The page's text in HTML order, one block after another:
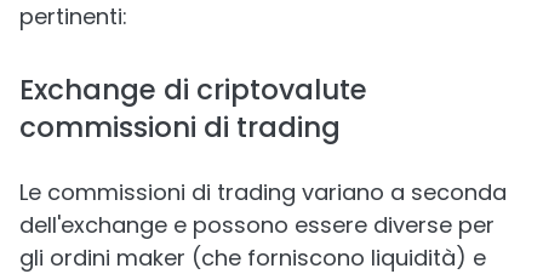
pertinenti:
Exchange di criptovalute
commissioni di trading
Le commissioni di trading variano a seconda
dell'exchange e possono essere diverse per
gli ordini maker (che forniscono liquidità) e